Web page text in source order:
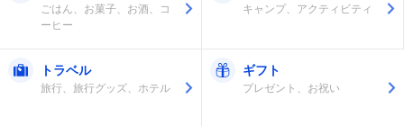
ごはん、お菓子、お酒、コ
ーヒー
キャンプ、アクティビティ
トラベル
旅行、旅行グッズ、ホテル
ギフト
プレゼント、お祝い